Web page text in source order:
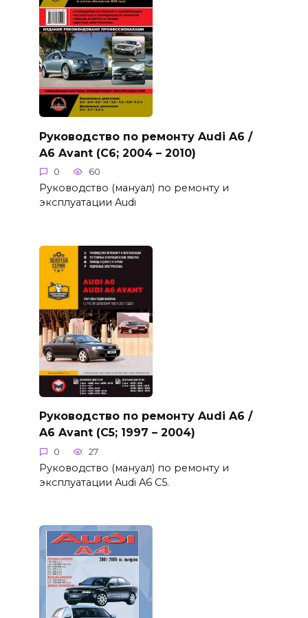
Руководство по ремонту Audi A6 /
A6 Avant (C6; 2004 – 2010)
0 60
Руководство (мануал) по ремонту и
эксплуатации Audi
Руководство по ремонту Audi A6 /
A6 Avant (C5; 1997 – 2004)
0 27
Руководство (мануал) по ремонту и
эксплуатации Audi A6 C5.